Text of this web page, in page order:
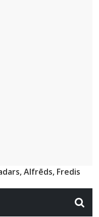
Alfrēds, Fredis